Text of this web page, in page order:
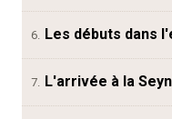
6. Les débuts dans
7. L'arrivée à la